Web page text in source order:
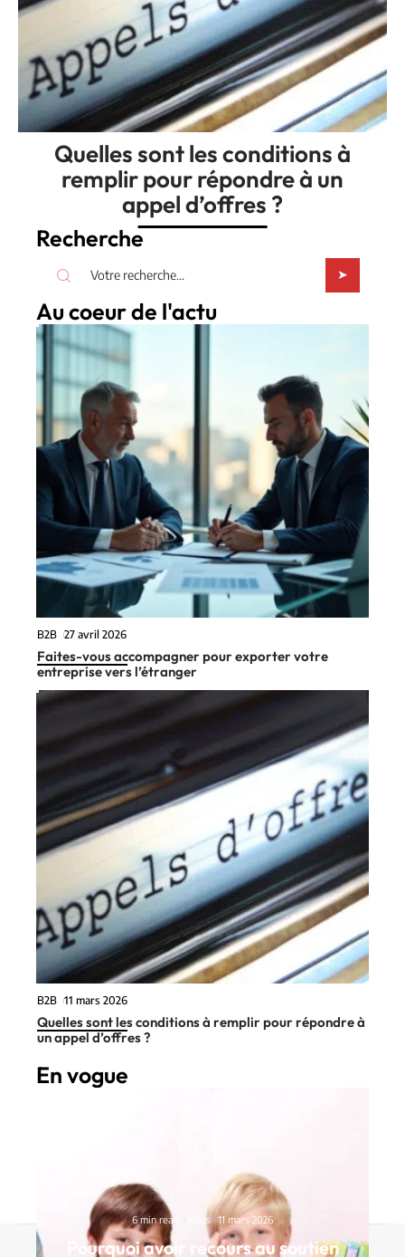
Quelles sont les conditions à
remplir pour répondre à un
appel d’offres ?
Recherche
Au coeur de l'actu
B2B 27 avril 2026
Faites-vous accompagner pour exporter votre
entreprise vers l’étranger
B2B 11 mars 2026
Quelles sont les conditions à remplir pour répondre à
un appel d’offres ?
En vogue
6 min read Actus 11 mars 2026
Pourquoi avoir recours au soutien
Contact Mentions Légales Sitemap